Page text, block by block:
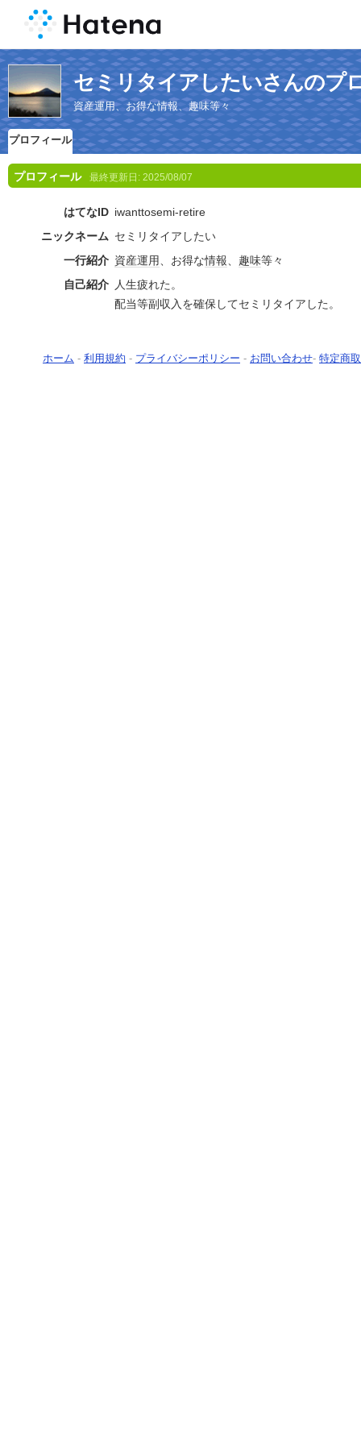
セミリタイアしたいさんのプ
資産運用、お得な情報、趣味等々
プロフィール
プロフィール 最終更新日: 2025/08/07
はてなID iwanttosemi-retire
ニックネーム セミリタイアしたい
一行紹介 資産運用、お得な情報、 趣味等々
自己紹介 人生疲れた。
配当等副収入を確保してセミリタイアした。
ホーム - 利用規約 - プライバシーポリシー - お問い合わせ- 特定商